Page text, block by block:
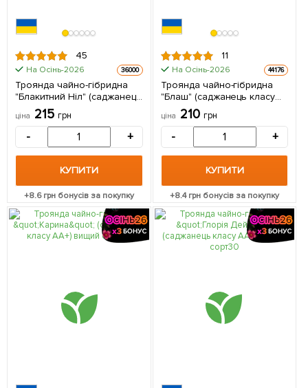
45
На Осінь-2026 36000
Троянда чайно-гібридна
"Блакитний Ніл" (саджанець
класу АА +) вищий сорт 1 шт
в упаковці
ціна 215 грн
- +
КУПИТИ
+8.6грн бонусів за покупку
11
На Осінь-2026 44176
Троянда чайно-гібридна
"Блаш" (саджанець класу
АА +) вищий сорт 1 шт в
упаковці
ціна 210 грн
- +
КУПИТИ
+8.4грн бонусів за покупку